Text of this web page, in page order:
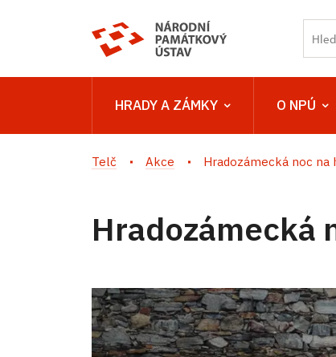
HRADY A ZÁMKY O NPÚ
Telč Akce Hradozámecká noc na
Hradozámecká